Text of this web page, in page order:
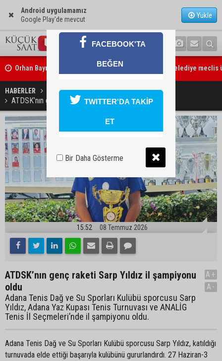
Android uygulamamız
Google Play'de mevcut
Yükle
Orhan Bayram’dan AK Parti’ye Yüreğir çıkışı: “Bizim belediye
ne yaptınız? Siz önce onu anlatın”
Sarıçam’da su ürünlerine yönelik denetimler sürüyor
HABERLER SPOR
ATDSK’nın genç raketi Sarp Yıldız il şampiyonu oldu
15:52 08 Temmuz 2026
ATDSK’nın genç raketi Sarp Yıldız il şampiyonu
oldu
Adana Tenis Dağ ve Su Sporları Kulübü sporcusu Sarp
Yıldız, Adana Yaz Kupası Tenis Turnuvası ve ANALİG
Tenis İl Seçmeleri’nde il şampiyonu oldu.
A+
A-
Adana Tenis Dağ ve Su Sporları Kulübü sporcusu Sarp Yıldız, katıldığı
turnuvada elde ettiği başarıyla kulübünü gururlandırdı. 27 Haziran-3
FACEBOOK'TA
BEĞEN
TWITTER'DA TAKİP
ET
Bir Daha Gösterme